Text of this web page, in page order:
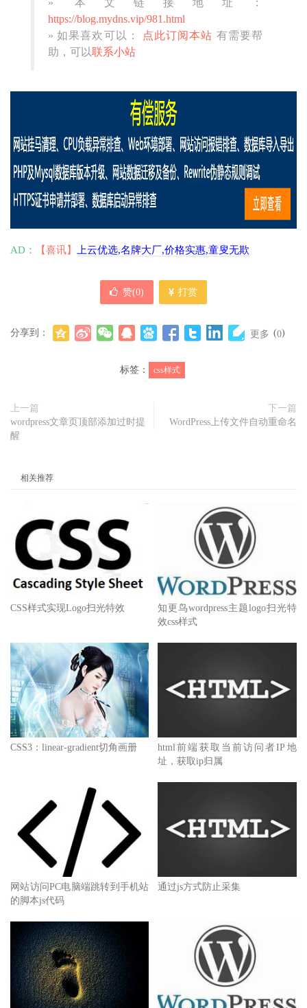
» 本文链接地址：
https://blog.mydns.vip/981.html
» 如果喜欢可以：
点此订阅本站 有需要帮
助，可以联系小站
AD： 【喜讯】 上云优选,名牌大厂,价格实惠,童叟无欺
赞(0) 打赏
分享到： 更多 (0)
标签： css样式
上一篇
wordpress文章页顶部添加过时提
醒
下一篇
WordPress上传文件自动重命名
相关推荐
CSS样式实现Logo扫光特效
知更鸟wordpress主题logo扫光特
效css样式
CSS3：linear-gradient切角画册
html前端获取当前访问者IP地
址，获取ip归属
网站访问PC电脑端跳转到手机站
的脚本js代码
通过js方式防止采集